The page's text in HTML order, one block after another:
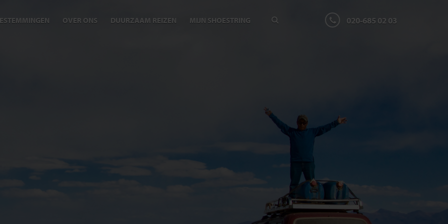
OVER ONS DUURZAAM REIZEN MIJN SHOESTRING 020-685 02 03